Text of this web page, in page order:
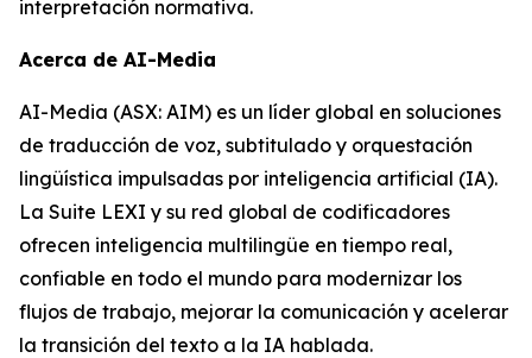
interpretación normativa.
Acerca de AI-Media
AI-Media (ASX: AIM) es un líder global en soluciones
de traducción de voz, subtitulado y orquestación
lingüística impulsadas por inteligencia artificial (IA).
La Suite LEXI y su red global de codificadores
ofrecen inteligencia multilingüe en tiempo real,
confiable en todo el mundo para modernizar los
flujos de trabajo, mejorar la comunicación y acelerar
la transición del texto a la IA hablada.